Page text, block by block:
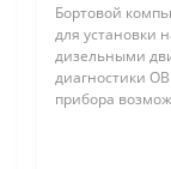
Бортовой
для установки
дизельными
диагностики
прибора